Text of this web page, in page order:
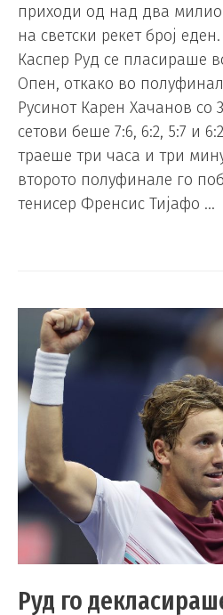
приходи од над два
на светски рекет број
Каспер Руд се пласираше
Опен, откако во
Русинот Карен Хачанов со
сетови беше 7:6, 6:2, 5:7 и
траеше три часа и три
второто полуфинале го
тенисер Френсис Тијафо …
Руд го